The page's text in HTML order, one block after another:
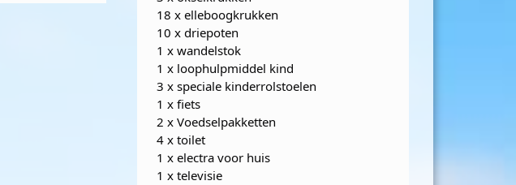
18 x elleboogkrukken
10 x driepoten
1 x wandelstok
1 x loophulpmiddel kind
3 x speciale kinderrolstoelen
1 x fiets
2 x Voedselpakketten
4 x toilet
1 x electra voor huis
1 x televisie